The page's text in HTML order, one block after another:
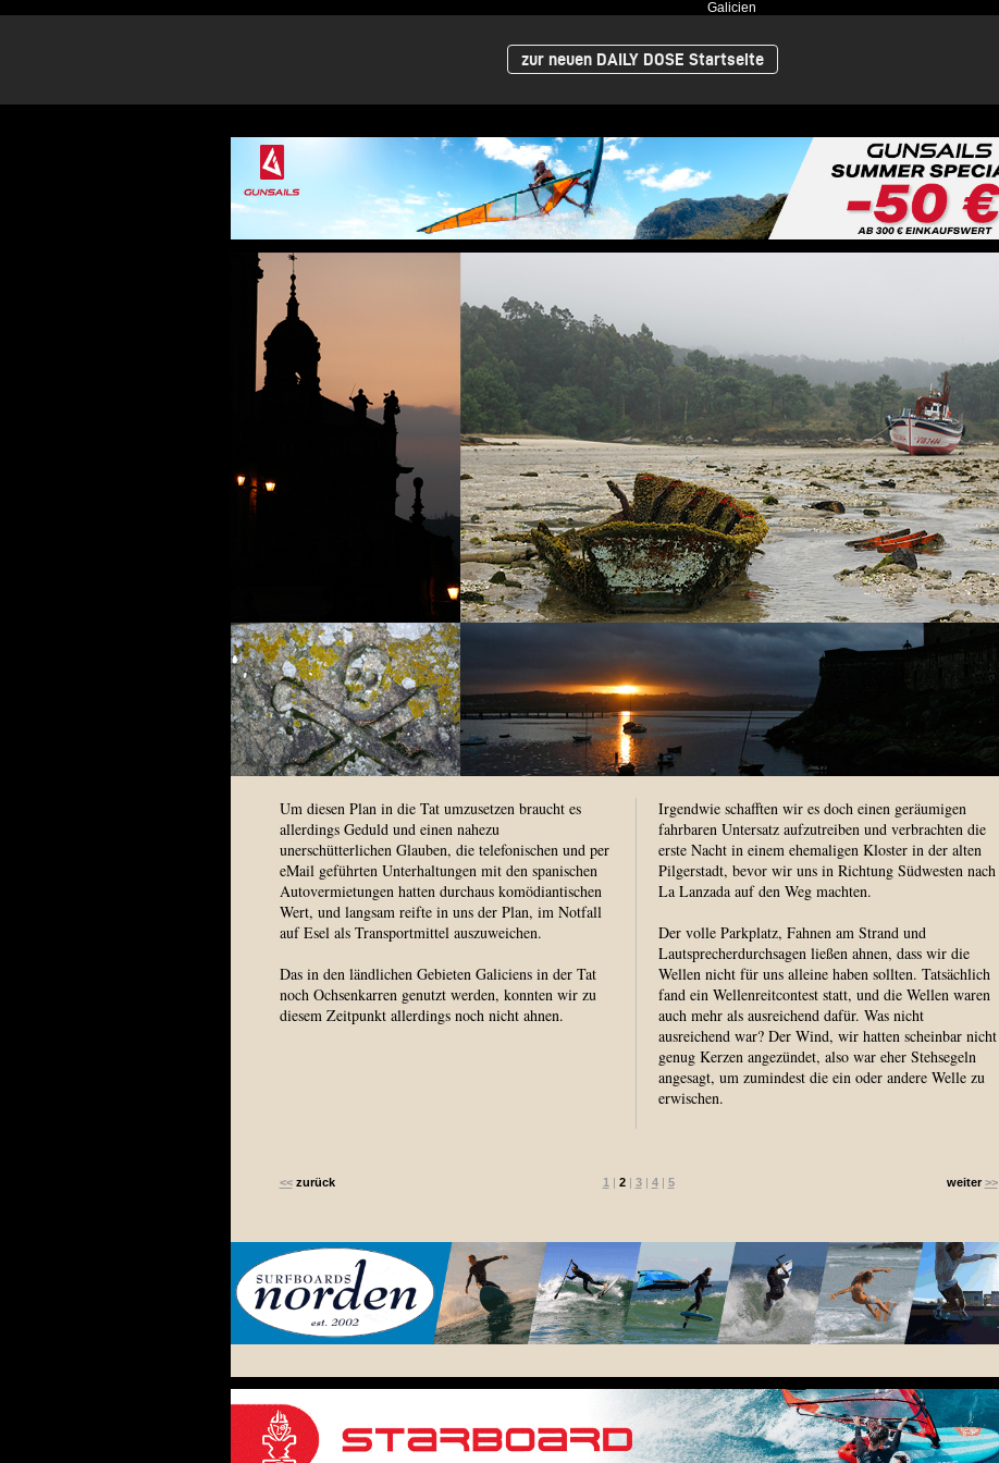
Galicien
zur neuen DAILY DOSE Startseite
Um diesen Plan in die Tat umzusetzen braucht es
allerdings Geduld und einen nahezu
unerschütterlichen Glauben, die telefonischen und per
eMail geführten Unterhaltungen mit den spanischen
Autovermietungen hatten durchaus komödiantischen
Wert, und langsam reifte in uns der Plan, im Notfall
auf Esel als Transportmittel auszuweichen.
Das in den ländlichen Gebieten Galiciens in der Tat
noch Ochsenkarren genutzt werden, konnten wir zu
diesem Zeitpunkt allerdings noch nicht ahnen.
Irgendwie schafften wir es doch einen geräumigen
fahrbaren Untersatz aufzutreiben und verbrachten die
erste Nacht in einem ehemaligen Kloster in der alten
Pilgerstadt, bevor wir uns in Richtung Südwesten nach
La Lanzada auf den Weg machten.
Der volle Parkplatz, Fahnen am Strand und
Lautsprecherdurchsagen ließen ahnen, dass wir die
Wellen nicht für uns alleine haben sollten. Tatsächlich
fand ein Wellenreitcontest statt, und die Wellen waren
auch mehr als ausreichend dafür. Was nicht
ausreichend war? Der Wind, wir hatten scheinbar nicht
genug Kerzen angezündet, also war eher Stehsegeln
angesagt, um zumindest die ein oder andere Welle zu
erwischen.
<<zurück 1 | 2 | 3 | 4 | 5 weiter>>